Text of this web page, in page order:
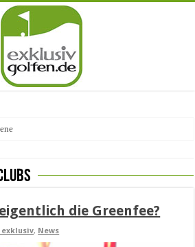
die Greenfee?
exklusiv, News